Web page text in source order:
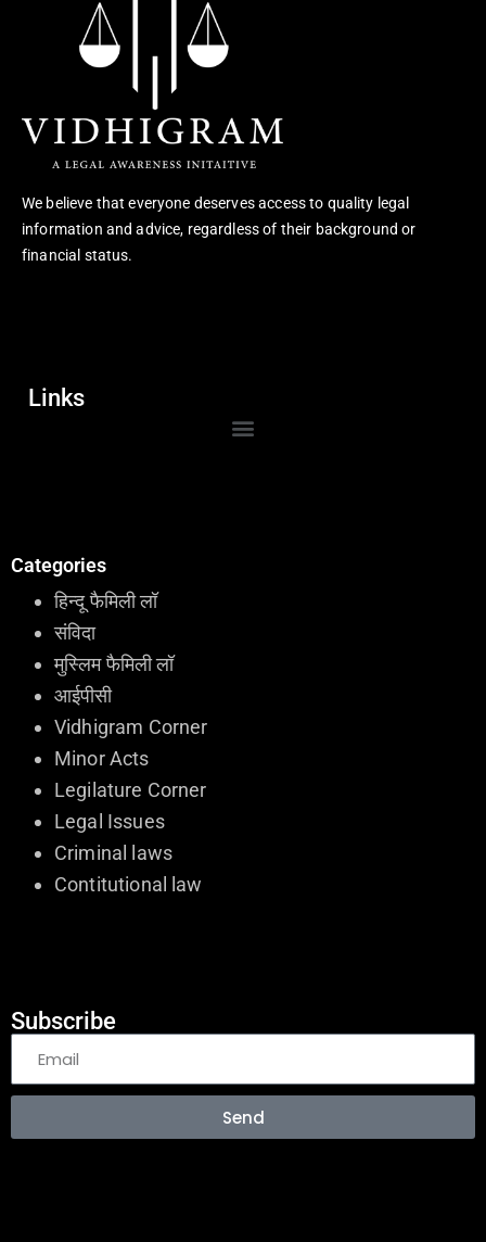
We believe that everyone deserves access to quality legal
information and advice, regardless of their background or
financial status.
Links
Categories
हिन्दू फैमिली लॉ
संविदा
मुस्लिम फैमिली लॉ
आईपीसी
Vidhigram Corner
Minor Acts
Legilature Corner
Legal Issues
Criminal laws
Contitutional law
Subscribe
Send